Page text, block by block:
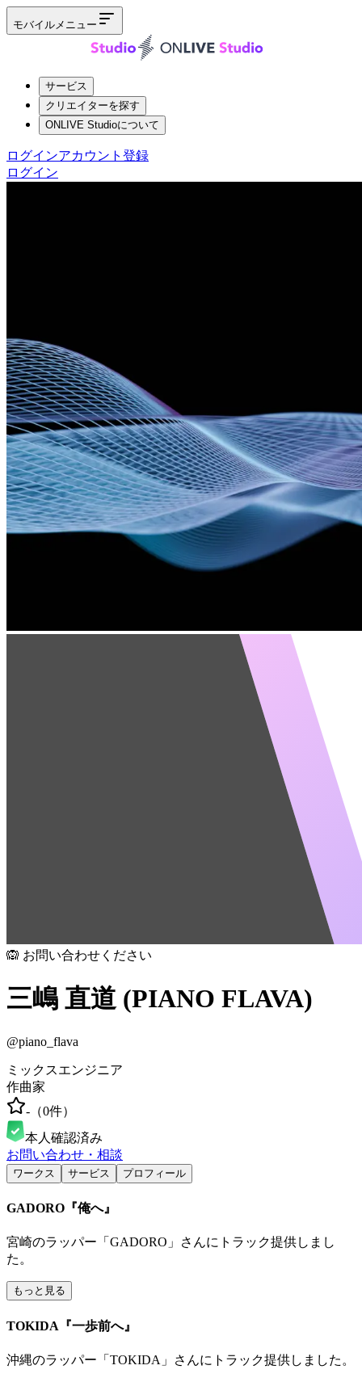
モバイルメニュー
サービス
クリエイターを探す
ONLIVE Studioについて
ログインアカウント登録
ログイン
🙉 お問い合わせください
三嶋 直道 (PIANO FLAVA)
@piano_flava
ミックスエンジニア
作曲家
- （0件）
本人確認済み
お問い合わせ・相談
ワークス サービス プロフィール
GADORO『俺へ』
宮崎のラッパー「GADORO」さんにトラック提供しまし
た。
もっと見る
TOKIDA『一歩前へ』
沖縄のラッパー「TOKIDA」さんにトラック提供しました。